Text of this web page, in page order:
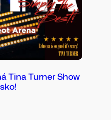
Tina Turner Show